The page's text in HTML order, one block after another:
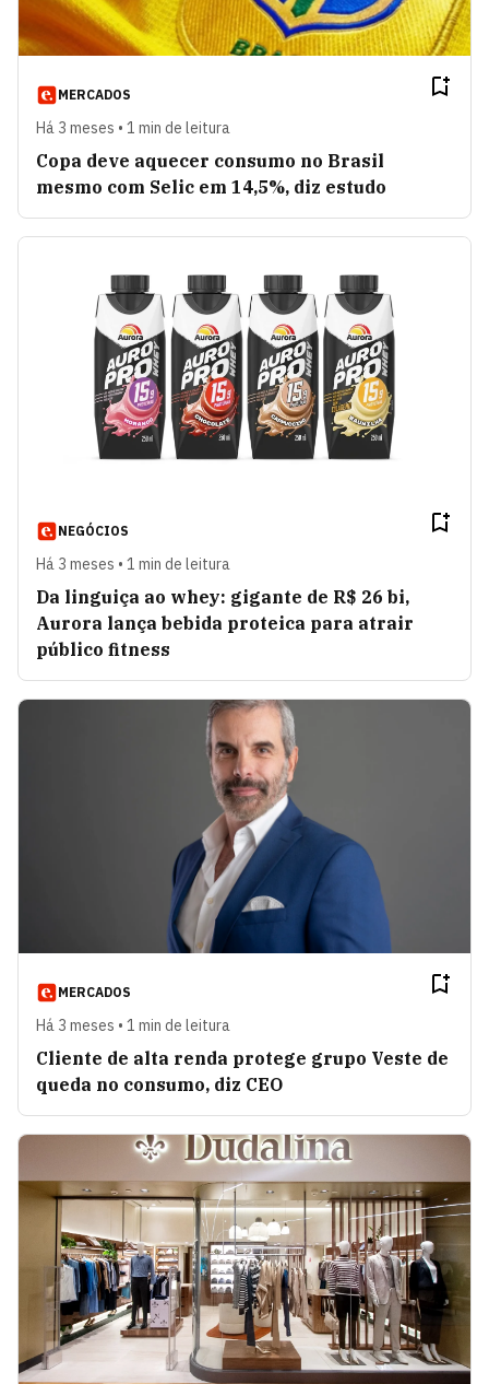
MERCADOS
Há 3 meses • 1 min de leitura
Copa deve aquecer consumo no Brasil
mesmo com Selic em 14,5%, diz estudo
NEGÓCIOS
Há 3 meses • 1 min de leitura
Da linguiça ao whey: gigante de R$ 26 bi,
Aurora lança bebida proteica para atrair
público fitness
MERCADOS
Há 3 meses • 1 min de leitura
Cliente de alta renda protege grupo Veste de
queda no consumo, diz CEO